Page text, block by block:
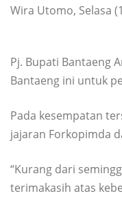
Wira Utomo, Selasa
Pj. Bupati Bantaeng
Bantaeng ini untuk
Pada kesempatan
jajaran Forkopimda
“Kurang dari
terimakasih atas